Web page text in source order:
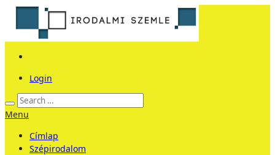
Login
Menu
Címlap
Szépirodalom